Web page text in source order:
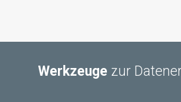
Werkzeuge zur